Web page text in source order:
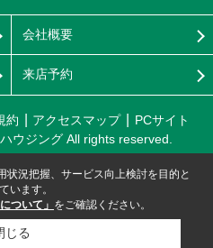
会社概要
来店予約
約 アクセスマップ
PCサイト
ウジング All rights reserved.
状況把握、サービス向上検討を目的と
います。
ついて」 をご確認ください。
じる